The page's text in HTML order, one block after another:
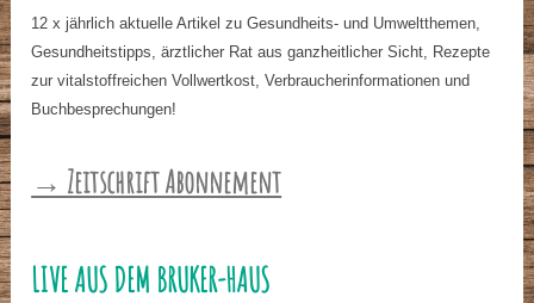
12 x jährlich aktuelle Artikel zu Gesundheits- und Umweltthemen,
Gesundheitstipps, ärztlicher Rat aus ganzheitlicher Sicht, Rezepte
zur vitalstoffreichen Vollwertkost, Verbraucherinformationen und
Buchbesprechungen!
→ Zeitschrift Abonnement
LIVE AUS DEM BRUKER-HAUS